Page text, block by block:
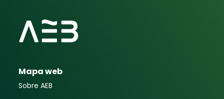
Mapa web
Sobre AEB